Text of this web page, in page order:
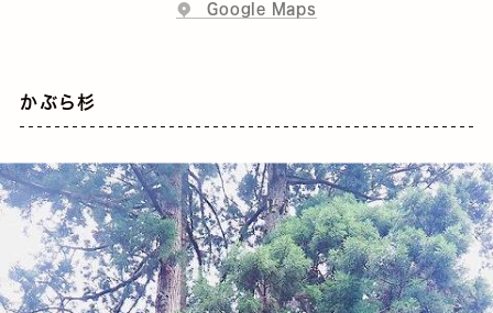
Google Maps
かぶら杉